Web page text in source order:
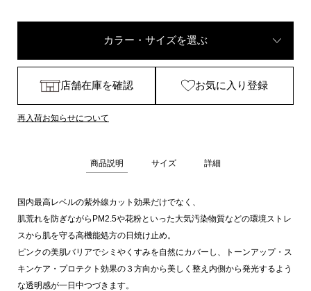
カラー・サイズを選ぶ
店舗在庫を確認 お気に入り登録
再入荷お知らせについて
商品説明 サイズ 詳細
国内最高レベルの紫外線カット効果だけでなく、
肌荒れを防ぎながらPM2.5や花粉といった大気汚染物質などの環境ストレ
スから肌を守る高機能処方の日焼け止め。
ピンクの美肌バリアでシミやくすみを自然にカバーし、トーンアップ・ス
キンケア・プロテクト効果の３方向から美しく整え内側から発光するよう
な透明感が一日中つづきます。